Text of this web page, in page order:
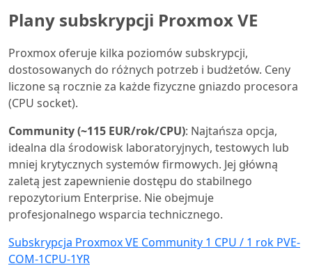
Plany subskrypcji Proxmox VE
Proxmox oferuje kilka poziomów subskrypcji,
dostosowanych do różnych potrzeb i budżetów. Ceny
liczone są rocznie za każde fizyczne gniazdo procesora
(CPU socket).
Community (~115 EUR/rok/CPU): Najtańsza opcja,
idealna dla środowisk laboratoryjnych, testowych lub
mniej krytycznych systemów firmowych. Jej główną
zaletą jest zapewnienie dostępu do stabilnego
repozytorium Enterprise. Nie obejmuje
profesjonalnego wsparcia technicznego.
Subskrypcja Proxmox VE Community 1 CPU / 1 rok PVE-
COM-1CPU-1YR